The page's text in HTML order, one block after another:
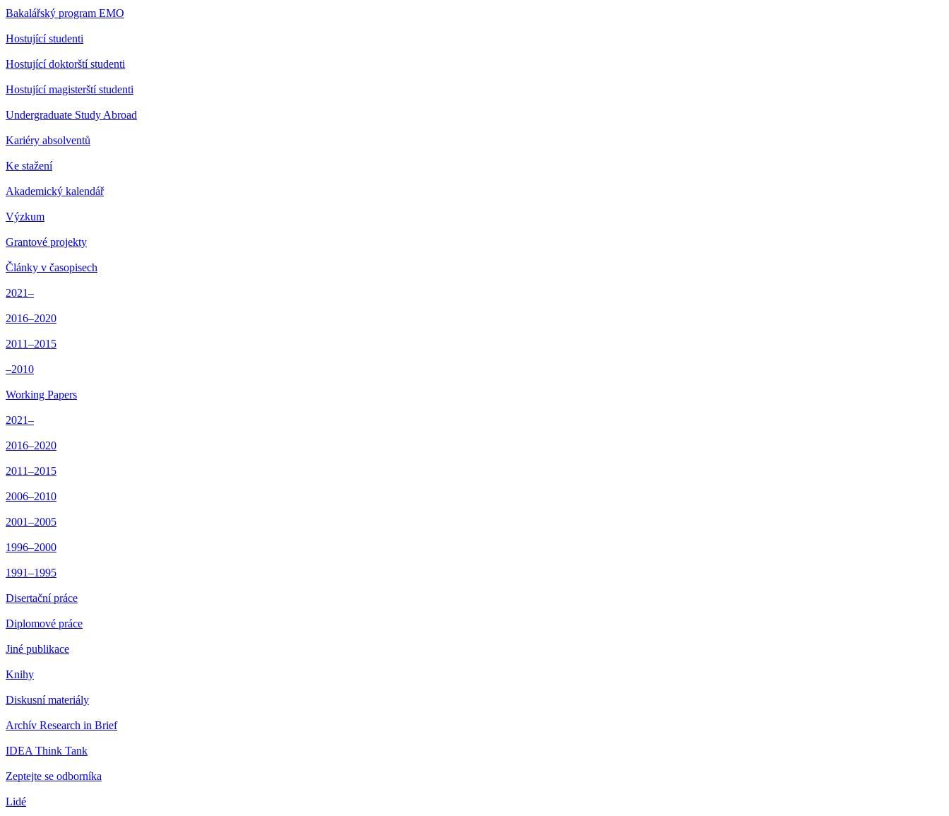
Bakalářský program EMO
Hostující studenti
Hostující doktorští studenti
Hostující magisterští studenti
Undergraduate Study Abroad
Kariéry absolventů
Ke stažení
Akademický kalendář
Výzkum
Grantové projekty
Články v časopisech
2021–
2016–2020
2011–2015
–2010
Working Papers
2021–
2016–2020
2011–2015
2006–2010
2001–2005
1996–2000
1991–1995
Disertační práce
Diplomové práce
Jiné publikace
Knihy
Diskusní materiály
Archív Research in Brief
IDEA Think Tank
Zeptejte se odborníka
Lidé